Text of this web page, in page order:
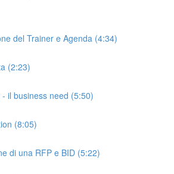
del Trainer e Agenda (4:34)
(2:23)
il business need (5:50)
(8:05)
di una RFP e BID (5:22)